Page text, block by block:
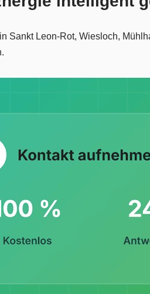
Sankt Leon-Rot, Wiesloch,